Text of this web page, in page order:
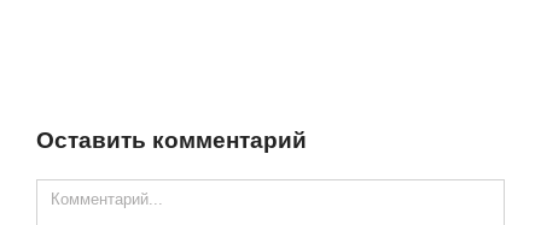
Оставить комментарий
Comment